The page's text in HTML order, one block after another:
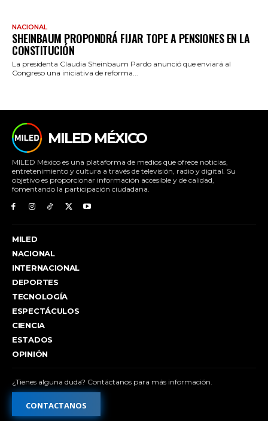
NACIONAL
SHEINBAUM PROPONDRÁ FIJAR TOPE A PENSIONES EN LA
CONSTITUCIÓN
La presidenta Claudia Sheinbaum Pardo anunció que enviará al
Congreso una iniciativa de reforma...
MILED MÉXICO
MILED México es una plataforma de medios que ofrece noticias,
entretenimiento y cultura a través de televisión, radio y digital. Su
objetivo es proporcionar información accesible y de calidad,
fomentando la participación ciudadana.
MILED
NACIONAL
INTERNACIONAL
DEPORTES
TECNOLOGÍA
ESPECTÁCULOS
CIENCIA
ESTADOS
OPINIÓN
¿Tienes alguna duda? Contáctanos para más información.
CONTACTANOS